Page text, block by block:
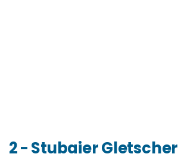
2 - Stubaier Gletscher